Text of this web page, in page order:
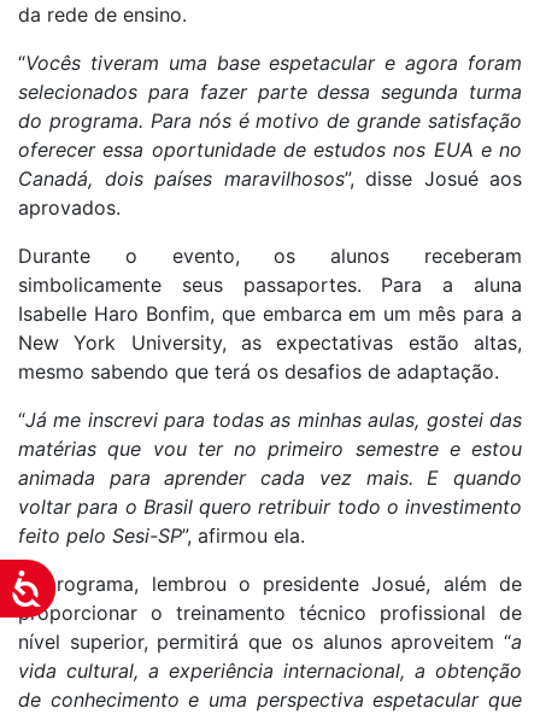
Acessibilidade
da rede de ensino.
“Vocês tiveram uma base espetacular e agora foram
selecionados para fazer parte dessa segunda turma
do programa. Para nós é motivo de grande satisfação
oferecer essa oportunidade de estudos nos EUA e no
Canadá, dois países maravilhosos”, disse Josué aos
aprovados.
Durante o evento, os alunos receberam
simbolicamente seus passaportes. Para a aluna
Isabelle Haro Bonfim, que embarca em um mês para a
New York University, as expectativas estão altas,
mesmo sabendo que terá os desafios de adaptação.
“Já me inscrevi para todas as minhas aulas, gostei das
matérias que vou ter no primeiro semestre e estou
animada para aprender cada vez mais. E quando
voltar para o Brasil quero retribuir todo o investimento
feito pelo Sesi-SP”, afirmou ela.
O programa, lembrou o presidente Josué, além de
proporcionar o treinamento técnico profissional de
nível superior, permitirá que os alunos aproveitem “a
vida cultural, a experiência internacional, a obtenção
de conhecimento e uma perspectiva espetacular que